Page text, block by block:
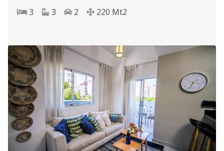
3 3 2 220 Mt2